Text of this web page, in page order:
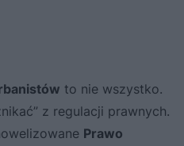
to nie wszystko.
z regulacji prawnych.
Prawo